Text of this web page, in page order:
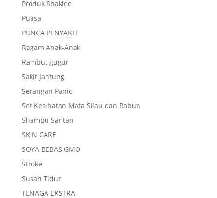
Produk Shaklee
Puasa
PUNCA PENYAKIT
Ragam Anak-Anak
Rambut gugur
Sakit Jantung
Serangan Panic
Set Kesihatan Mata Silau dan Rabun
Shampu Santan
SKIN CARE
SOYA BEBAS GMO
Stroke
Susah Tidur
TENAGA EKSTRA